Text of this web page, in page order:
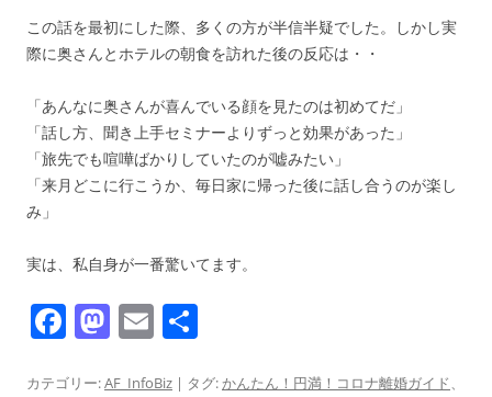
この話を最初にした際、多くの方が半信半疑でした。しかし実
際に奥さんとホテルの朝食を訪れた後の反応は・・
「あんなに奥さんが喜んでいる顔を見たのは初めてだ」
「話し方、聞き上手セミナーよりずっと効果があった」
「旅先でも喧嘩ばかりしていたのが嘘みたい」
「来月どこに行こうか、毎日家に帰った後に話し合うのが楽し
み」
実は、私自身が一番驚いてます。
F M E
カテゴリー:AF_InfoBiz | タグ:かんたん！円満！コロナ離婚ガイド、